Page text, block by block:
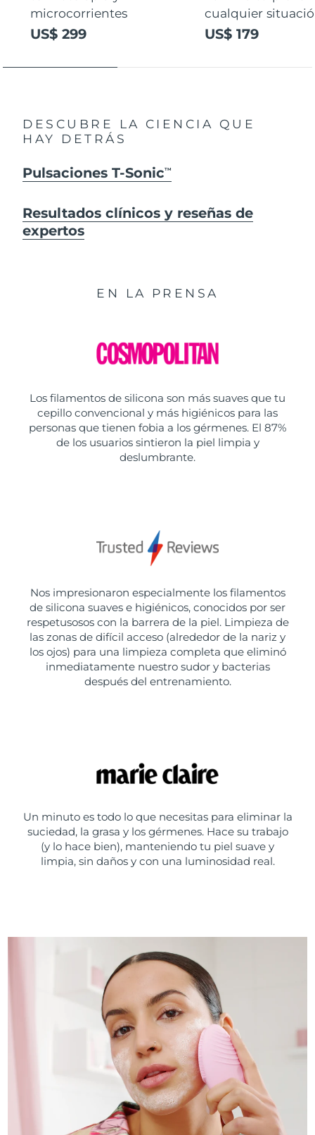
microcorrientes
US$ 299
cualquier
US$ 179
DESCUBRE LA CIENCIA QUE
HAY DETRÁS
Pulsaciones T-SonicTM
Resultados clínicos y reseñas de
expertos
EN LA PRENSA
Los filamentos de silicona son más suaves que tu
cepillo convencional y más higiénicos para las
personas que tienen fobia a los gérmenes. El 87%
de los usuarios sintieron la piel limpia y
deslumbrante.
Nos impresionaron especialmente los filamentos
de silicona suaves e higiénicos, conocidos por ser
respetusosos con la barrera de la piel. Limpieza de
las zonas de difícil acceso (alrededor de la nariz y
los ojos) para una limpieza completa que eliminó
inmediatamente nuestro sudor y bacterias
después del entrenamiento.
Un minuto es todo lo que necesitas para eliminar la
suciedad, la grasa y los gérmenes. Hace su trabajo
(y lo hace bien), manteniendo tu piel suave y
limpia, sin daños y con una luminosidad real.